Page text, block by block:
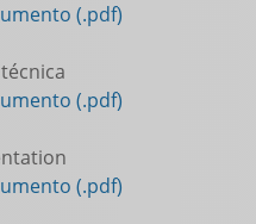
(.pdf)
(.pdf)
(.pdf)